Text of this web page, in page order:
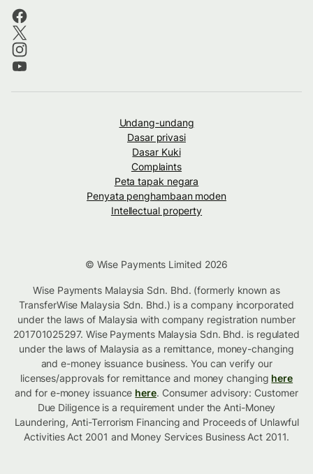
Undang-undang
Dasar privasi
Dasar Kuki
Complaints
Peta tapak negara
Penyata penghambaan moden
Intellectual property
© Wise Payments Limited 2026
Wise Payments Malaysia Sdn. Bhd. (formerly known as
TransferWise Malaysia Sdn. Bhd.) is a company incorporated
under the laws of Malaysia with company registration number
201701025297. Wise Payments Malaysia Sdn. Bhd. is regulated
under the laws of Malaysia as a remittance, money-changing
and e-money issuance business. You can verify our
licenses/approvals for remittance and money changing here
and for e-money issuance here. Consumer advisory: Customer
Due Diligence is a requirement under the Anti-Money
Laundering, Anti-Terrorism Financing and Proceeds of Unlawful
Activities Act 2001 and Money Services Business Act 2011.